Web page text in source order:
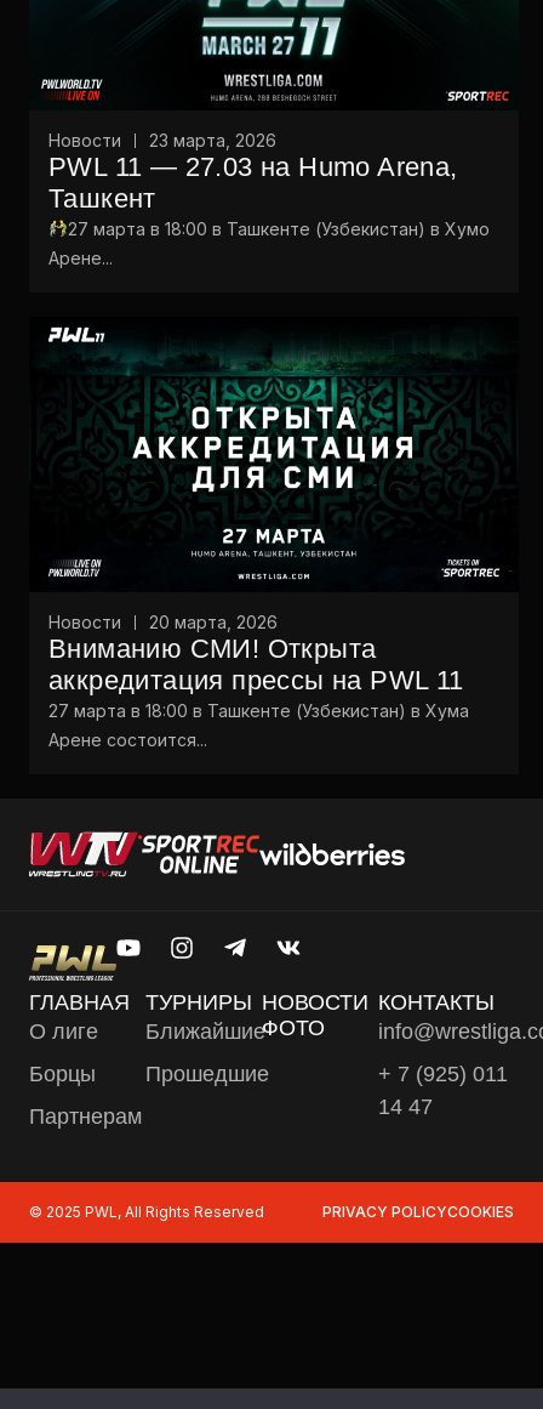
Новости 23 марта, 2026
PWL 11 — 27.03 на Humo Arena,
Ташкент
27 марта в 18:00 в Ташкенте (Узбекистан) в Хумо
Арене...
Новости 20 марта, 2026
Вниманию СМИ! Открыта
аккредитация прессы на PWL 11
27 марта в 18:00 в Ташкенте (Узбекистан) в Хума
Арене состоится...
ГЛАВНАЯ
О лиге
Борцы
Партнерам
ТУРНИРЫ
Ближайшие
Прошедшие
НОВОСТИ
ФОТО
КОНТАКТЫ
+ 7 (925) 011
14 47
© 2025 PWL, All Rights Reserved PRIVACY POLICYCOOKIES